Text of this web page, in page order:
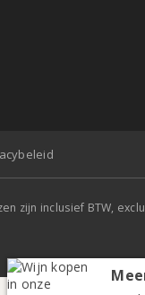
zijn inclusief BTW,